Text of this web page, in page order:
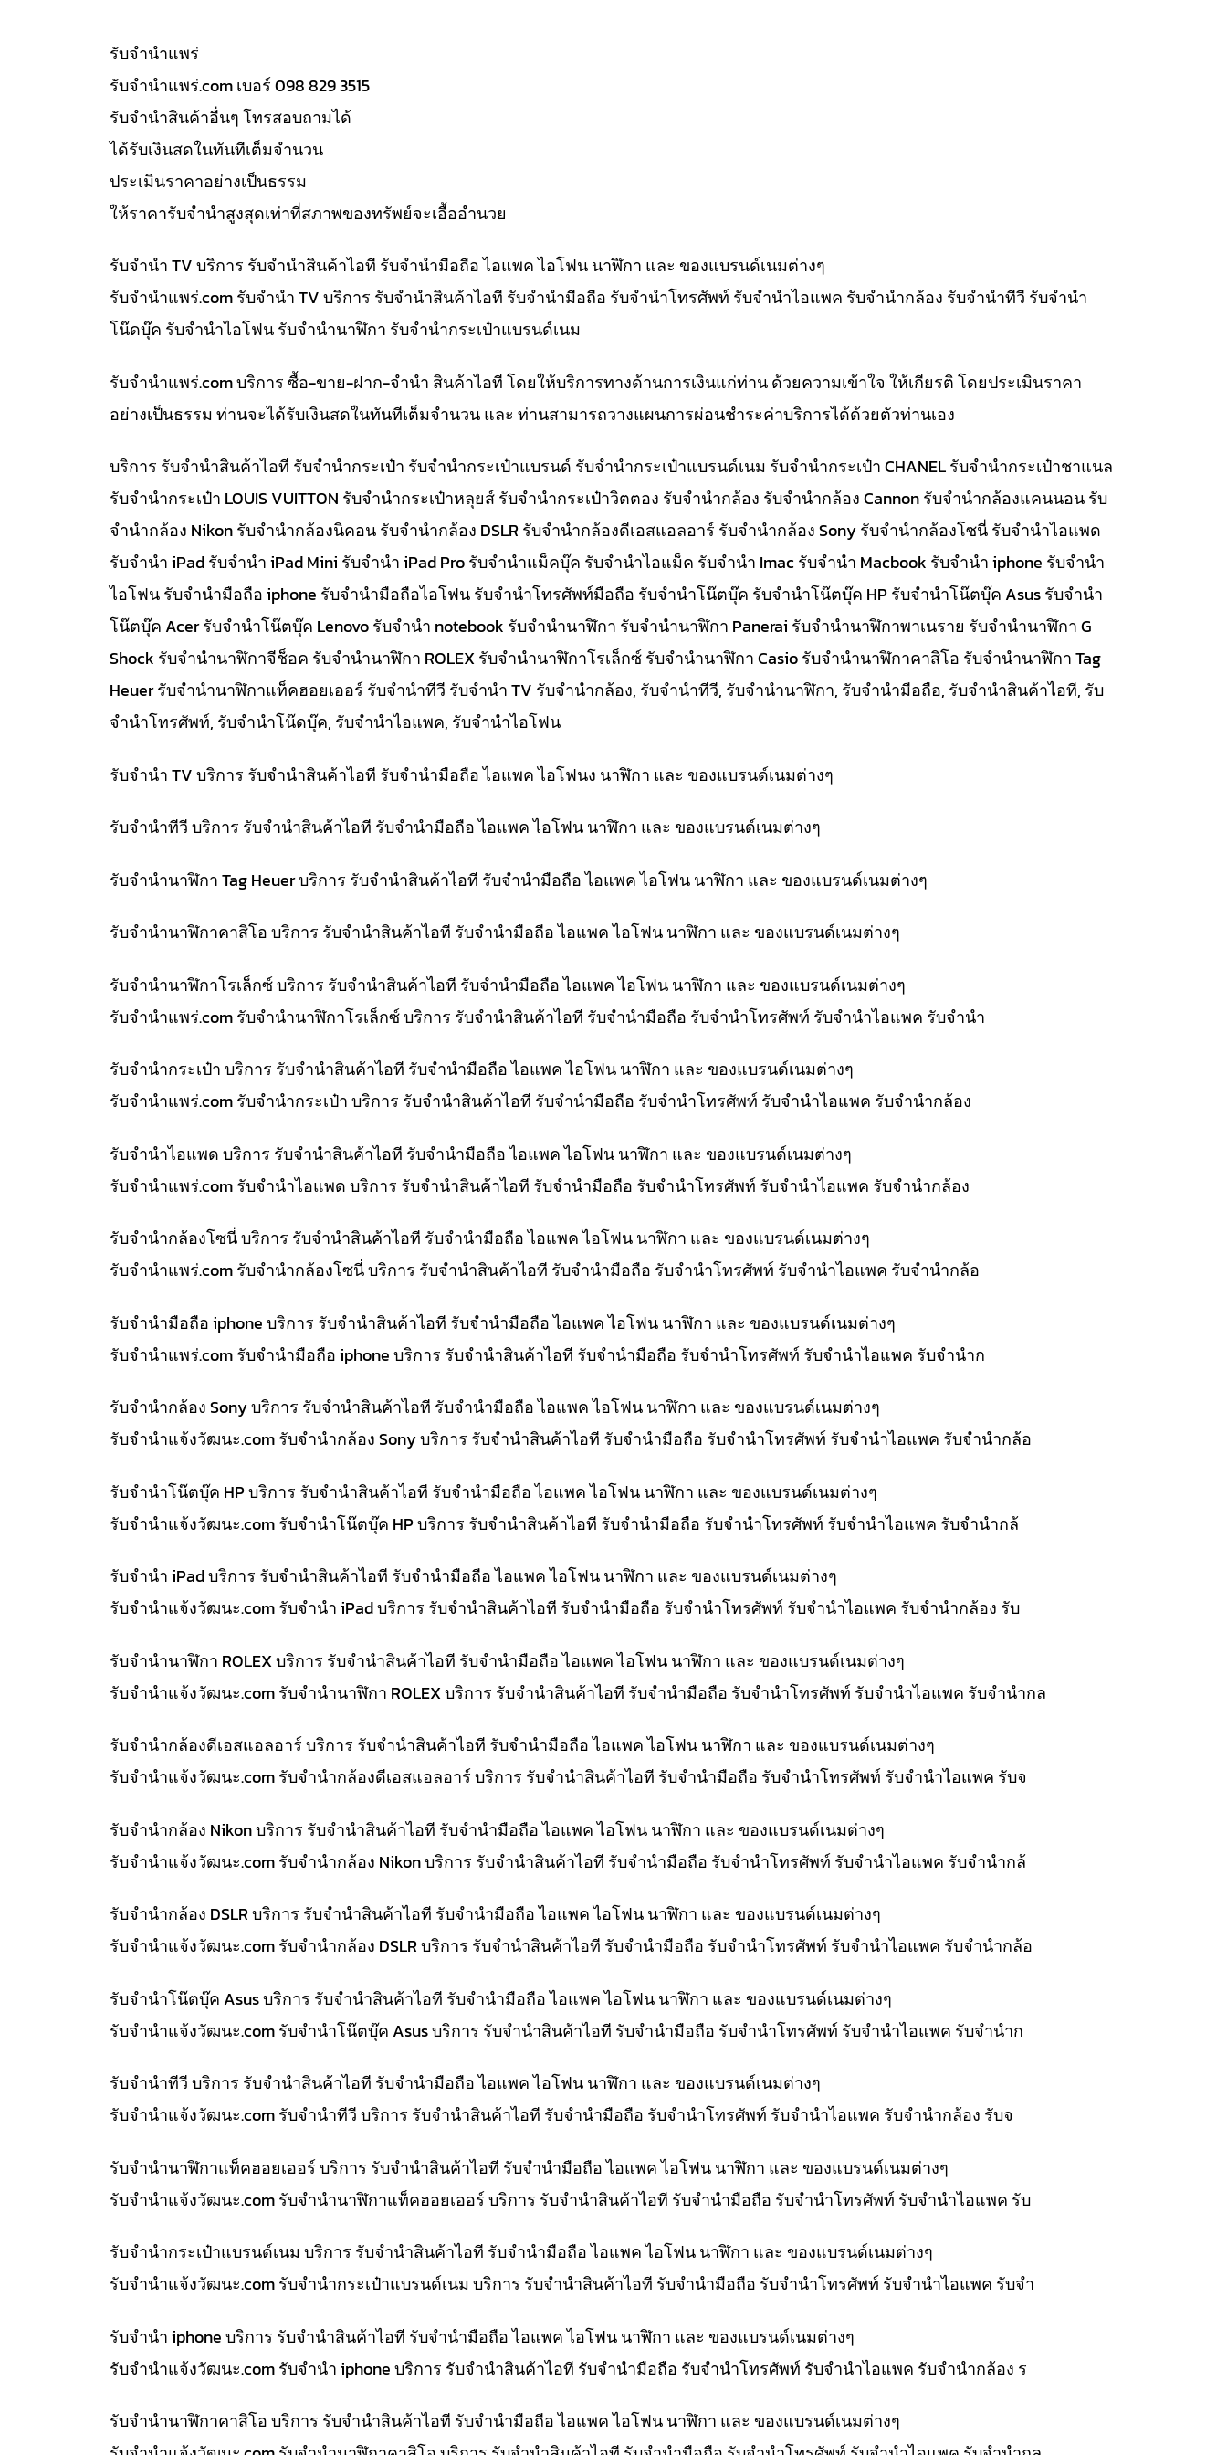
รับจํานำแพร่
รับจํานําแพร่.com เบอร์ 098 829 3515
รับจำนำสินค้าอื่นๆ โทรสอบถามได้
ได้รับเงินสดในทันทีเต็มจำนวน
ประเมินราคาอย่างเป็นธรรม
ให้ราคารับจำนำสูงสุดเท่าที่สภาพของทรัพย์จะเอื้ออำนวย
รับจำนำ TV บริการ รับจำนำสินค้าไอที รับจำนำมือถือ ไอแพค ไอโฟน นาฬิกา และ ของแบรนด์เนมต่างๆ
รับจํานําแพร่.com รับจำนำ TV บริการ รับจำนำสินค้าไอที รับจำนำมือถือ รับจำนำโทรศัพท์ รับจำนำไอแพค รับจำนำกล้อง รับจำนำทีวี รับจำนำ
โน๊ดบุ๊ค รับจำนำไอโฟน รับจำนำนาฬิกา รับจำนำกระเป๋าแบรนด์เนม
รับจํานําแพร่.com บริการ ซื้อ-ขาย-ฝาก-จำนำ สินค้าไอที โดยให้บริการทางด้านการเงินแก่ท่าน ด้วยความเข้าใจ ให้เกียรติ โดยประเมินราคา
อย่างเป็นธรรม ท่านจะได้รับเงินสดในทันทีเต็มจำนวน และ ท่านสามารถวางแผนการผ่อนชำระค่าบริการได้ด้วยตัวท่านเอง
บริการ รับจำนำสินค้าไอที รับจำนำกระเป๋า รับจำนำกระเป๋าแบรนด์ รับจำนำกระเป๋าแบรนด์เนม รับจำนำกระเป๋า CHANEL รับจำนำกระเป๋าชาแนล
รับจำนำกระเป๋า LOUIS VUITTON รับจำนำกระเป๋าหลุยส์ รับจำนำกระเป๋าวิตตอง รับจำนำกล้อง รับจำนำกล้อง Cannon รับจำนำกล้องแคนนอน รับ
จำนำกล้อง Nikon รับจำนำกล้องนิคอน รับจำนำกล้อง DSLR รับจำนำกล้องดีเอสแอลอาร์ รับจำนำกล้อง Sony รับจำนำกล้องโซนี่ รับจำนำไอแพด
รับจำนำ iPad รับจำนำ iPad Mini รับจำนำ iPad Pro รับจำนำแม็คบุ๊ค รับจำนำไอแม็ค รับจำนำ Imac รับจำนำ Macbook รับจำนำ iphone รับจำนำ
ไอโฟน รับจำนำมือถือ iphone รับจำนำมือถือไอโฟน รับจำนำโทรศัพท์มือถือ รับจำนำโน๊ตบุ๊ค รับจำนำโน๊ตบุ๊ค HP รับจำนำโน๊ตบุ๊ค Asus รับจำนำ
โน๊ตบุ๊ค Acer รับจำนำโน๊ตบุ๊ค Lenovo รับจำนำ notebook รับจำนำนาฬิกา รับจำนำนาฬิกา Panerai รับจำนำนาฬิกาพาเนราย รับจำนำนาฬิกา G
Shock รับจำนำนาฬิกาจีช็อค รับจำนำนาฬิกา ROLEX รับจำนำนาฬิกาโรเล็กซ์ รับจำนำนาฬิกา Casio รับจำนำนาฬิกาคาสิโอ รับจำนำนาฬิกา Tag
Heuer รับจำนำนาฬิกาแท็คฮอยเออร์ รับจำนำทีวี รับจำนำ TV รับจำนำกล้อง, รับจำนำทีวี, รับจำนำนาฬิกา, รับจำนำมือถือ, รับจำนำสินค้าไอที, รับ
จำนำโทรศัพท์, รับจำนำโน๊ดบุ๊ค, รับจำนำไอแพค, รับจำนำไอโฟน
รับจำนำ TV บริการ รับจำนำสินค้าไอที รับจำนำมือถือ ไอแพค ไอโฟนง นาฬิกา และ ของแบรนด์เนมต่างๆ
รับจำนำทีวี บริการ รับจำนำสินค้าไอที รับจำนำมือถือ ไอแพค ไอโฟน นาฬิกา และ ของแบรนด์เนมต่างๆ
รับจำนำนาฬิกา Tag Heuer บริการ รับจำนำสินค้าไอที รับจำนำมือถือ ไอแพค ไอโฟน นาฬิกา และ ของแบรนด์เนมต่างๆ
รับจำนำนาฬิกาคาสิโอ บริการ รับจำนำสินค้าไอที รับจำนำมือถือ ไอแพค ไอโฟน นาฬิกา และ ของแบรนด์เนมต่างๆ
รับจำนำนาฬิกาโรเล็กซ์ บริการ รับจำนำสินค้าไอที รับจำนำมือถือ ไอแพค ไอโฟน นาฬิกา และ ของแบรนด์เนมต่างๆ
รับจํานําแพร่.com รับจำนำนาฬิกาโรเล็กซ์ บริการ รับจำนำสินค้าไอที รับจำนำมือถือ รับจำนำโทรศัพท์ รับจำนำไอแพค รับจำนำ
รับจำนำกระเป๋า บริการ รับจำนำสินค้าไอที รับจำนำมือถือ ไอแพค ไอโฟน นาฬิกา และ ของแบรนด์เนมต่างๆ
รับจํานําแพร่.com รับจำนำกระเป๋า บริการ รับจำนำสินค้าไอที รับจำนำมือถือ รับจำนำโทรศัพท์ รับจำนำไอแพค รับจำนำกล้อง
รับจำนำไอแพด บริการ รับจำนำสินค้าไอที รับจำนำมือถือ ไอแพค ไอโฟน นาฬิกา และ ของแบรนด์เนมต่างๆ
รับจํานําแพร่.com รับจำนำไอแพด บริการ รับจำนำสินค้าไอที รับจำนำมือถือ รับจำนำโทรศัพท์ รับจำนำไอแพค รับจำนำกล้อง
รับจำนำกล้องโซนี่ บริการ รับจำนำสินค้าไอที รับจำนำมือถือ ไอแพค ไอโฟน นาฬิกา และ ของแบรนด์เนมต่างๆ
รับจํานําแพร่.com รับจำนำกล้องโซนี่ บริการ รับจำนำสินค้าไอที รับจำนำมือถือ รับจำนำโทรศัพท์ รับจำนำไอแพค รับจำนำกล้อ
รับจำนำมือถือ iphone บริการ รับจำนำสินค้าไอที รับจำนำมือถือ ไอแพค ไอโฟน นาฬิกา และ ของแบรนด์เนมต่างๆ
รับจํานําแพร่.com รับจำนำมือถือ iphone บริการ รับจำนำสินค้าไอที รับจำนำมือถือ รับจำนำโทรศัพท์ รับจำนำไอแพค รับจำนำก
รับจำนำกล้อง Sony บริการ รับจำนำสินค้าไอที รับจำนำมือถือ ไอแพค ไอโฟน นาฬิกา และ ของแบรนด์เนมต่างๆ
รับจํานําแจ้งวัฒนะ.com รับจำนำกล้อง Sony บริการ รับจำนำสินค้าไอที รับจำนำมือถือ รับจำนำโทรศัพท์ รับจำนำไอแพค รับจำนำกล้อ
รับจำนำโน๊ตบุ๊ค HP บริการ รับจำนำสินค้าไอที รับจำนำมือถือ ไอแพค ไอโฟน นาฬิกา และ ของแบรนด์เนมต่างๆ
รับจํานําแจ้งวัฒนะ.com รับจำนำโน๊ตบุ๊ค HP บริการ รับจำนำสินค้าไอที รับจำนำมือถือ รับจำนำโทรศัพท์ รับจำนำไอแพค รับจำนำกล้
รับจำนำ iPad บริการ รับจำนำสินค้าไอที รับจำนำมือถือ ไอแพค ไอโฟน นาฬิกา และ ของแบรนด์เนมต่างๆ
รับจํานําแจ้งวัฒนะ.com รับจำนำ iPad บริการ รับจำนำสินค้าไอที รับจำนำมือถือ รับจำนำโทรศัพท์ รับจำนำไอแพค รับจำนำกล้อง รับ
รับจำนำนาฬิกา ROLEX บริการ รับจำนำสินค้าไอที รับจำนำมือถือ ไอแพค ไอโฟน นาฬิกา และ ของแบรนด์เนมต่างๆ
รับจํานําแจ้งวัฒนะ.com รับจำนำนาฬิกา ROLEX บริการ รับจำนำสินค้าไอที รับจำนำมือถือ รับจำนำโทรศัพท์ รับจำนำไอแพค รับจำนำกล
รับจำนำกล้องดีเอสแอลอาร์ บริการ รับจำนำสินค้าไอที รับจำนำมือถือ ไอแพค ไอโฟน นาฬิกา และ ของแบรนด์เนมต่างๆ
รับจํานําแจ้งวัฒนะ.com รับจำนำกล้องดีเอสแอลอาร์ บริการ รับจำนำสินค้าไอที รับจำนำมือถือ รับจำนำโทรศัพท์ รับจำนำไอแพค รับจ
รับจำนำกล้อง Nikon บริการ รับจำนำสินค้าไอที รับจำนำมือถือ ไอแพค ไอโฟน นาฬิกา และ ของแบรนด์เนมต่างๆ
รับจํานําแจ้งวัฒนะ.com รับจำนำกล้อง Nikon บริการ รับจำนำสินค้าไอที รับจำนำมือถือ รับจำนำโทรศัพท์ รับจำนำไอแพค รับจำนำกล้
รับจำนำกล้อง DSLR บริการ รับจำนำสินค้าไอที รับจำนำมือถือ ไอแพค ไอโฟน นาฬิกา และ ของแบรนด์เนมต่างๆ
รับจํานําแจ้งวัฒนะ.com รับจำนำกล้อง DSLR บริการ รับจำนำสินค้าไอที รับจำนำมือถือ รับจำนำโทรศัพท์ รับจำนำไอแพค รับจำนำกล้อ
รับจำนำโน๊ตบุ๊ค Asus บริการ รับจำนำสินค้าไอที รับจำนำมือถือ ไอแพค ไอโฟน นาฬิกา และ ของแบรนด์เนมต่างๆ
รับจํานําแจ้งวัฒนะ.com รับจำนำโน๊ตบุ๊ค Asus บริการ รับจำนำสินค้าไอที รับจำนำมือถือ รับจำนำโทรศัพท์ รับจำนำไอแพค รับจำนำก
รับจำนำทีวี บริการ รับจำนำสินค้าไอที รับจำนำมือถือ ไอแพค ไอโฟน นาฬิกา และ ของแบรนด์เนมต่างๆ
รับจํานําแจ้งวัฒนะ.com รับจำนำทีวี บริการ รับจำนำสินค้าไอที รับจำนำมือถือ รับจำนำโทรศัพท์ รับจำนำไอแพค รับจำนำกล้อง รับจ
รับจำนำนาฬิกาแท็คฮอยเออร์ บริการ รับจำนำสินค้าไอที รับจำนำมือถือ ไอแพค ไอโฟน นาฬิกา และ ของแบรนด์เนมต่างๆ
รับจํานําแจ้งวัฒนะ.com รับจำนำนาฬิกาแท็คฮอยเออร์ บริการ รับจำนำสินค้าไอที รับจำนำมือถือ รับจำนำโทรศัพท์ รับจำนำไอแพค รับ
รับจำนำกระเป๋าแบรนด์เนม บริการ รับจำนำสินค้าไอที รับจำนำมือถือ ไอแพค ไอโฟน นาฬิกา และ ของแบรนด์เนมต่างๆ
รับจํานําแจ้งวัฒนะ.com รับจำนำกระเป๋าแบรนด์เนม บริการ รับจำนำสินค้าไอที รับจำนำมือถือ รับจำนำโทรศัพท์ รับจำนำไอแพค รับจำ
รับจำนำ iphone บริการ รับจำนำสินค้าไอที รับจำนำมือถือ ไอแพค ไอโฟน นาฬิกา และ ของแบรนด์เนมต่างๆ
รับจํานําแจ้งวัฒนะ.com รับจำนำ iphone บริการ รับจำนำสินค้าไอที รับจำนำมือถือ รับจำนำโทรศัพท์ รับจำนำไอแพค รับจำนำกล้อง ร
รับจำนำนาฬิกาคาสิโอ บริการ รับจำนำสินค้าไอที รับจำนำมือถือ ไอแพค ไอโฟน นาฬิกา และ ของแบรนด์เนมต่างๆ